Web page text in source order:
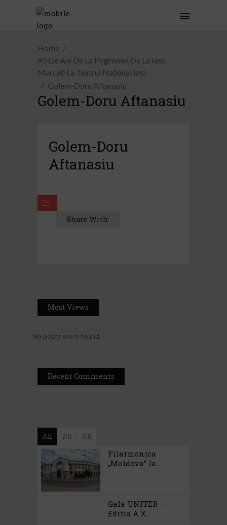
Home
80 De Ani De La Pogromul De La Iași,
Marcați La Teatrul Național Iași
Golem-Doru Aftanasiu
Golem-Doru Aftanasiu
Golem-Doru
Aftanasiu
Share With:
Most Views
No posts were found.
Recent Comments
All All All
Filarmonica
„Moldova” Ia...
Gala UNITER –
Editia A X...